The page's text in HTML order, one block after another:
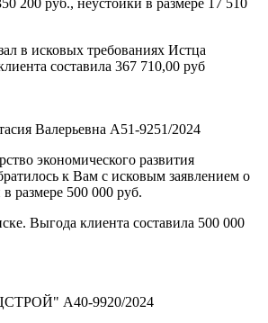
в исковых требованиях Истца
составила 367 710,00 руб
Валерьевна А51-9251/2024
экономического развития
к Вам с исковым заявлением о
размере 500 000 руб.
Выгода клиента составила 500 000
А40-9920/2024